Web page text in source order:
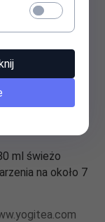
goździki*,
ml świeżo
na około 7